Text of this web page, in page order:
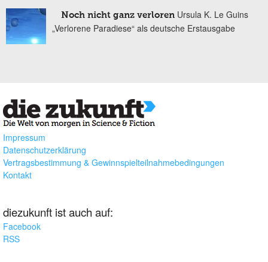
Noch nicht ganz verloren Ursula K. Le Guins
„Verlorene Paradiese“ als deutsche Erstausgabe
Impressum
Datenschutzerklärung
Vertragsbestimmung & Gewinnspielteilnahmebedingungen
Kontakt
diezukunft ist auch auf:
Facebook
RSS